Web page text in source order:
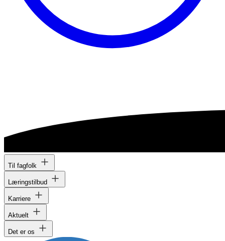
Til fagfolk
Læringstilbud
Karriere
Aktuelt
Det er os